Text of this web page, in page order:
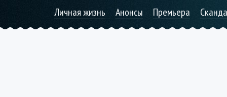
Личная жизнь Анонсы Премьера